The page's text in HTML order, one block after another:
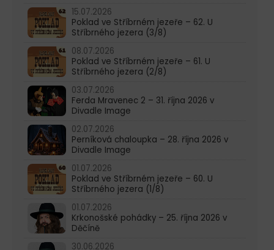
15.07.2026
Poklad ve Stříbrném jezeře – 62. U
Stříbrného jezera (3/8)
08.07.2026
Poklad ve Stříbrném jezeře – 61. U
Stříbrného jezera (2/8)
03.07.2026
Ferda Mravenec 2 – 31. října 2026 v
Divadle Image
02.07.2026
Perníková chaloupka – 28. října 2026 v
Divadle Image
01.07.2026
Poklad ve Stříbrném jezeře – 60. U
Stříbrného jezera (1/8)
01.07.2026
Krkonošské pohádky – 25. října 2026 v
Děčíně
30.06.2026